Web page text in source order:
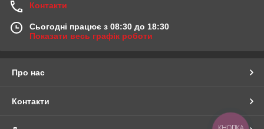
Контакти
Сьогодні працює з 08:30 до 18:30
Показати весь графік роботи
Про нас
Контакти